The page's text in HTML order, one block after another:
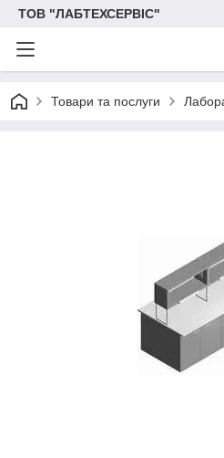
ТОВ "ЛАБТЕХСЕРВІС"
Товари та послуги